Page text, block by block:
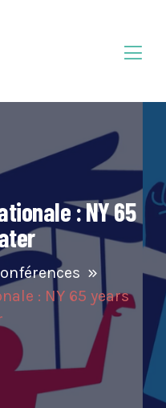
: NY 65
: NY 65 years